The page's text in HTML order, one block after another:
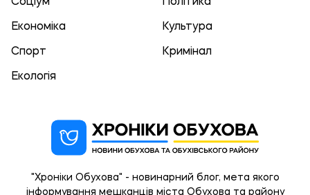
Економіка Культура
Спорт Кримінал
Екологія
"Хроніки Обухова" - новинарний блог, мета якого
інформування мешканців міста Обухова та району